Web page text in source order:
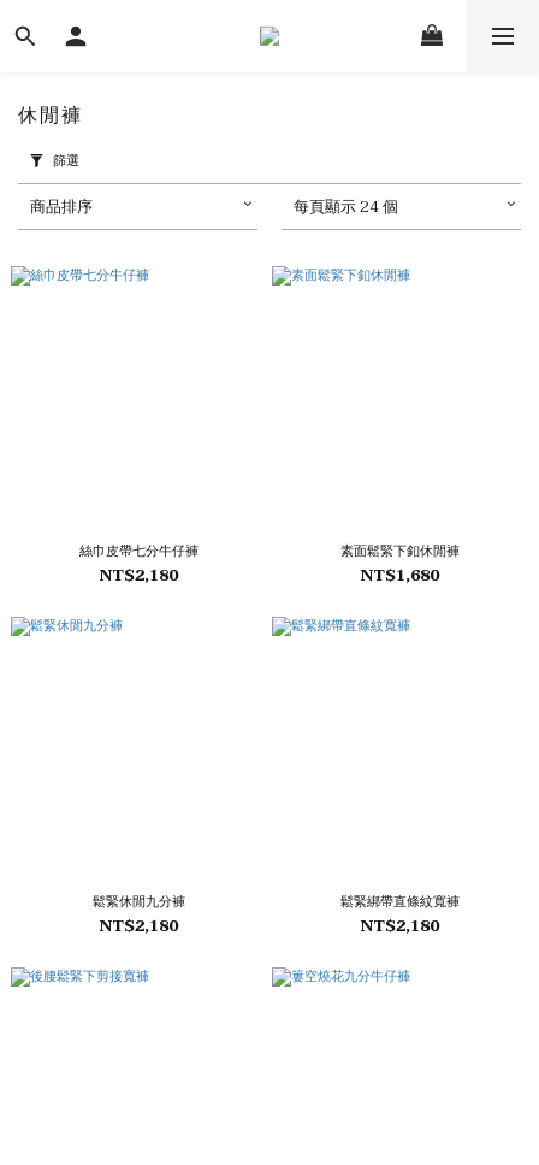
休閒褲
篩選
商品排序 每頁顯示 24 個
絲巾皮帶七分牛仔褲
NT$2,180
素面鬆緊下釦休閒褲
NT$1,680
鬆緊休閒九分褲
NT$2,180
鬆緊綁帶直條紋寬褲
NT$2,180